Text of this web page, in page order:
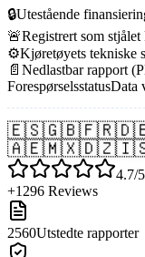
🔒Utestående
🚨Registrert som
⚙️Kjøretøyets tekniske
📄 Nedlastbar rapport
ForespørselsstatusData
🇪🇸🇬🇧🇫🇷
🇦🇪🇲🇽🇩🇿
4.7/5
+1296 Reviews
2560Utstedte rapporter